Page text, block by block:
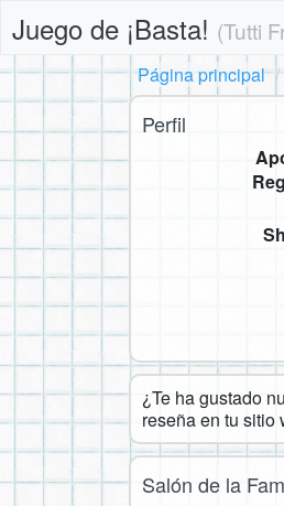
Juego de ¡Basta! (Tutti
Página principal
Perfil
¿Te ha gustado
reseña en tu sitio
Salón de la